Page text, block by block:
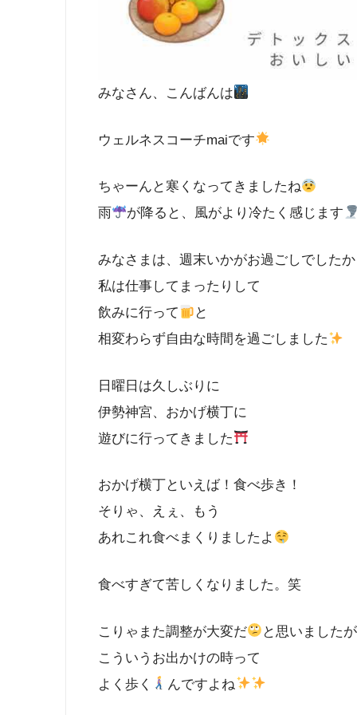
みなさん、こんばんは
ウェルネスコーチmaiです
ちゃーんと寒くなってきましたね
雨
が降ると、風がより冷たく感じます
みなさまは、週末いかがお過ごしでした
私は仕事してまったりして
飲みに行って
と
相変わらず自由な時間を過ごしました
日曜日は久しぶりに
伊勢神宮、おかげ横丁に
遊びに行ってきました
おかげ横丁といえば！食べ歩き！
そりゃ、えぇ、もう
あれこれ食べまくりましたよ
食べすぎて苦しくなりました。笑
こりゃまた調整が大変だ
と思いましたが
こういうお出かけの時って
よく歩く
んですよね